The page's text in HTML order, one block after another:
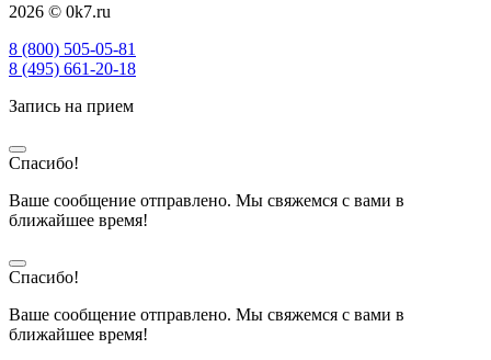
2026 © 0k7.ru
8 (800) 505-05-81
8 (495) 661-20-18
Запись на прием
Спасибо!
Ваше сообщение отправлено. Мы свяжемся с вами в
ближайшее время!
Спасибо!
Ваше сообщение отправлено. Мы свяжемся с вами в
ближайшее время!